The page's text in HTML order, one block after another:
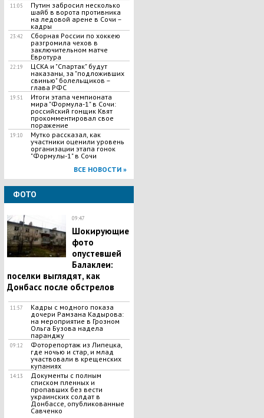
11:05
Путин забросил несколько
шайб в ворота противника
на ледовой арене в Сочи –
кадры
23:42
Сборная России по хоккею
разгромила чехов в
заключительном матче
Евротура
22:19
ЦСКА и "Спартак" будут
наказаны, за "подложивших
свинью" болельщиков –
глава РФС
19:51
Итоги этапа чемпионата
мира "Формула-1" в Сочи:
российский гонщик Квят
прокомментировал свое
поражение
19:10
Мутко рассказал, как
участники оценили уровень
организации этапа гонок
"Формулы-1" в Сочи
ВСЕ НОВОСТИ »
ФОТО
09:47
Шокирующие
фото
опустевшей
Балаклеи:
поселки выглядят, как
Донбасс после обстрелов
11:57
Кадры с модного показа
дочери Рамзана Кадырова:
на мероприятие в Грозном
Ольга Бузова надела
паранджу
09:12
Фоторепортаж из Липецка,
где ночью и стар, и млад
участвовали в крещенских
купаниях
14:13
Документы с полным
списком пленных и
пропавших без вести
украинских солдат в
Донбассе, опубликованные
Савченко